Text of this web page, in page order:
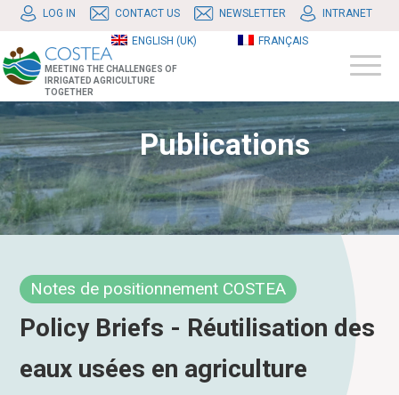
LOG IN CONTACT US NEWSLETTER INTRANET
ENGLISH (UK) FRANÇAIS
MEETING THE CHALLENGES OF
IRRIGATED AGRICULTURE
TOGETHER
Publications
Notes de positionnement COSTEA
Policy Briefs - Réutilisation des
eaux usées en agriculture